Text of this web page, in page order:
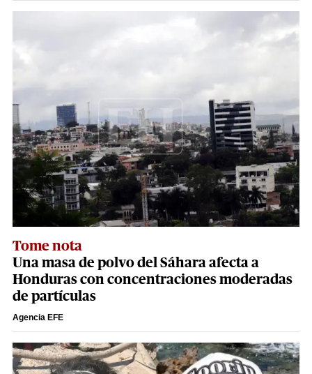
Tome nota
Una masa de polvo del Sáhara afecta a
Honduras con concentraciones moderadas
de partículas
Agencia EFE